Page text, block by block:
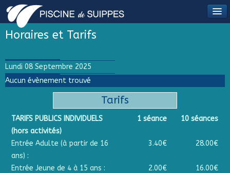
Horaires et Tarifs
Lundi 08 Septembre 2025
Aucun évènement trouvé
Tarifs
TARIFS PUBLICS INDIVIDUELS
(hors activités)
1 séance 10 séances
Entrée Adulte (à partir de 16
ans) :
3.40€ 28.00€
Entrée Jeune de 4 à 15 ans : 2.00€
16.00€